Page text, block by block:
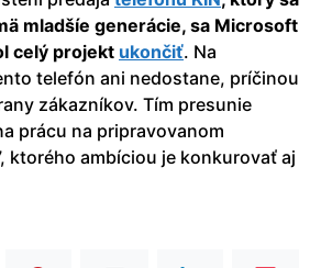
mladšíe generácie, sa Microsoft
celý projekt ukončiť. Na
telefón ani nedostane, príčinou
zákazníkov. Tím presunie
prácu na pripravovanom
, ktorého ambíciou je konkurovať aj